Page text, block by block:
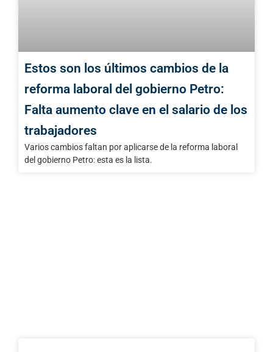
Estos son los últimos cambios de la
reforma laboral del gobierno Petro:
Falta aumento clave en el salario de los
trabajadores
Varios cambios faltan por aplicarse de la reforma laboral
del gobierno Petro: esta es la lista.